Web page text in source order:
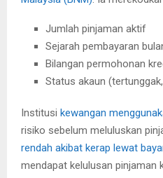
Jumlah pinjaman aktif
Sejarah pembayaran
Bilangan permohonan
Status akaun
Institusi kewangan
risiko sebelum meluluskan
rendah akibat kerap lewat
mendapat kelulusan pinjaman